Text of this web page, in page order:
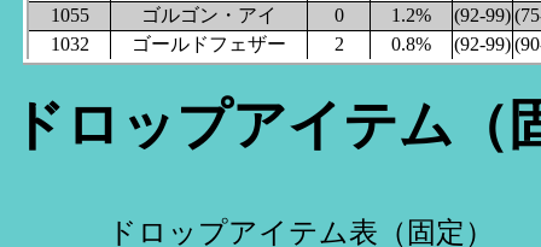
1055
ゴルゴン・アイ 0 1.2% (92-99)
1032
ゴールドフェザー 2 0.8% (92-99)
ドロップアイテム（
ドロップアイテム表（固定）